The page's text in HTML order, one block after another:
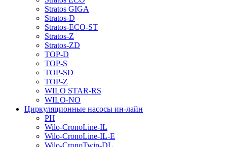
Stratos GIGA
Stratos-D
Stratos-ECO-ST
Stratos-Z
Stratos-ZD
TOP-D
TOP-S
TOP-SD
TOP-Z
WILO STAR-RS
WILO-NO
Циркуляционные насосы ин-лайн
PH
Wilo-CronoLine-IL
Wilo-CronoLine-IL-E
Wilo-CronoTwin-DL